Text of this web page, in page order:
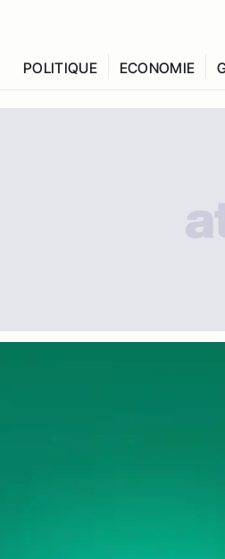
POLITIQUE ECONOMIE